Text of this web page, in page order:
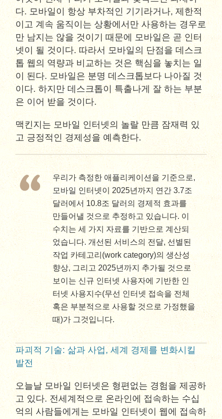
다. 모바일이 항상 부차적인 기기라거나, 제한적
이고 계속 움직이는 상황에서만 사용하는 경우로
만 남지는 않을 것이기 때문에 모바일은 곧 인터
넷이 될 것이다. 따라서 모바일의 단점을 데스크
톱 웹의 역량과 비교하는 것은 핵심을 놓치는 일
이 된다. 모바일은 분명 데스크톱보다 나아질 것
이다. 하지만 데스크톱이 특출나게 잘 하는 부분
은 이어 받을 것이다.
맥킨지는 모바일 인터넷의 놀랄 만큼 잠재력 있
고 긍정적인 경제성을 예측한다.
우리가 측정한 애플리케이션을 기준으로,
모바일 인터넷이 2025년까지 연간 3.7조
달러에서 10.8조 달러의 경제적 효과를
만들어낼 것으로 추정하고 있습니다. 이
수치는 세 가지 자료를 기반으로 계산되
었습니다. 개선된 서비스의 전달, 선별된
작업 카테고리(work category)의 생산성
향상, 그리고 2025년까지 추가될 것으로
보이는 신규 인터넷 사용자에 기반한 인
터넷 사용지수(무선 인터넷 접속을 전체
혹은 부분적으로 사용할 것으로 가정했을
때)가 그것입니다.
파괴적 기술: 삶과 사업, 세계 경제를 변화시킬
발전
오늘날 모바일 인터넷은 형편없는 경험을 제공하
고 있다. 전세계적으로 온라인에 접속하는 수십
억의 사람들에게는 모바일 인터넷이 웹에 접속하